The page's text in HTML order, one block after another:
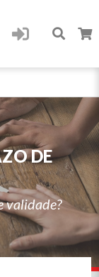
DE
validade?